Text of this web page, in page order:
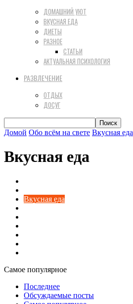
ДОМАШНИЙ УЮТ
ВКУСНАЯ ЕДА
ДИЕТЫ
РАЗНОЕ
СТАТЬИ
АКТУАЛЬНАЯ ПСИХОЛОГИЯ
РАЗВЛЕЧЕНИЕ
ОТДЫХ
ДОСУГ
Домой Обо всём на свете Вкусная еда
Вкусная еда
Вкусная еда
Самое популярное
Последнее
Обсуждаемые посты